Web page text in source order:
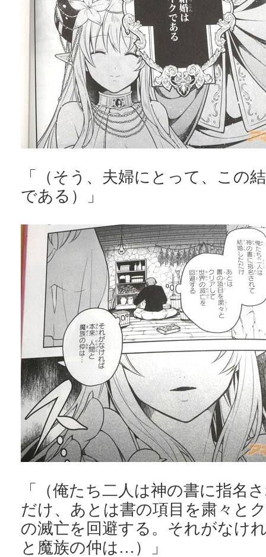
「（そう、夫婦にとって、この
である）」
「（俺たち二人は神の書に指名
だけ、あとは書の項目を粛々と
の滅亡を回避する。それがなけ
と魔族の仲は…）」